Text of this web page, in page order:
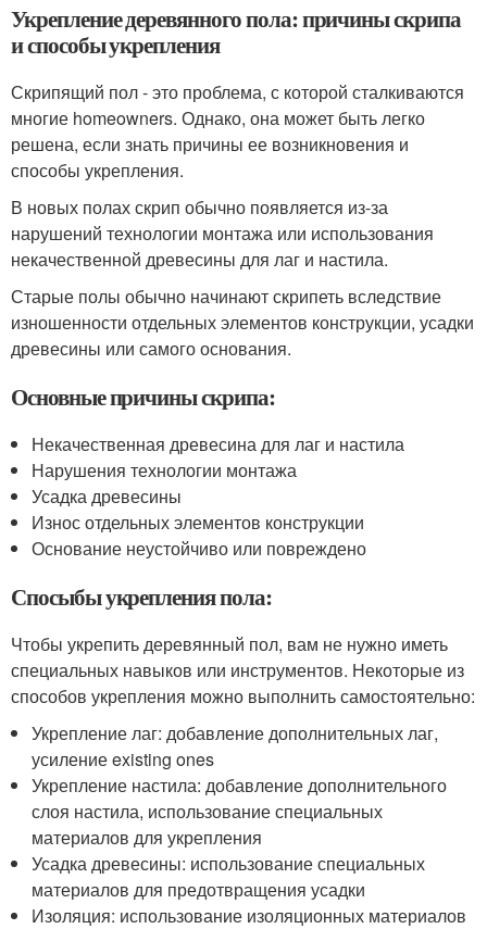
Укрепление деревянного пола: причины скрипа
и способы укрепления
Скрипящий пол - это проблема, с которой сталкиваются
многие homeowners. Однако, она может быть легко
решена, если знать причины ее возникновения и
способы укрепления.
В новых полах скрип обычно появляется из-за
нарушений технологии монтажа или использования
некачественной древесины для лаг и настила.
Старые полы обычно начинают скрипеть вследствие
изношенности отдельных элементов конструкции, усадки
древесины или самого основания.
Основные причины скрипа:
Некачественная древесина для лаг и настила
Нарушения технологии монтажа
Усадка древесины
Износ отдельных элементов конструкции
Основание неустойчиво или повреждено
Спосыбы укрепления пола:
Чтобы укрепить деревянный пол, вам не нужно иметь
специальных навыков или инструментов. Некоторые из
способов укрепления можно выполнить самостоятельно:
Укрепление лаг: добавление дополнительных лаг,
усиление existing ones
Укрепление настила: добавление дополнительного
слоя настила, использование специальных
материалов для укрепления
Усадка древесины: использование специальных
материалов для предотвращения усадки
Изоляция: использование изоляционных материалов